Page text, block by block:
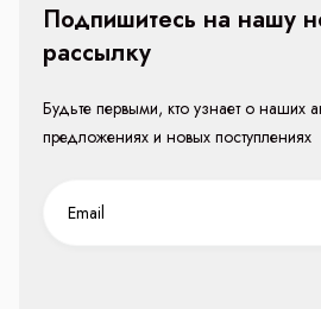
Подпишитесь на нашу
рассылку
Будьте первыми, кто узнает о наших
предложениях и новых поступлениях